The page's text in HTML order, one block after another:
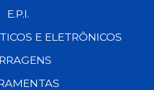
E.P.I.
E ELETRÔNICOS